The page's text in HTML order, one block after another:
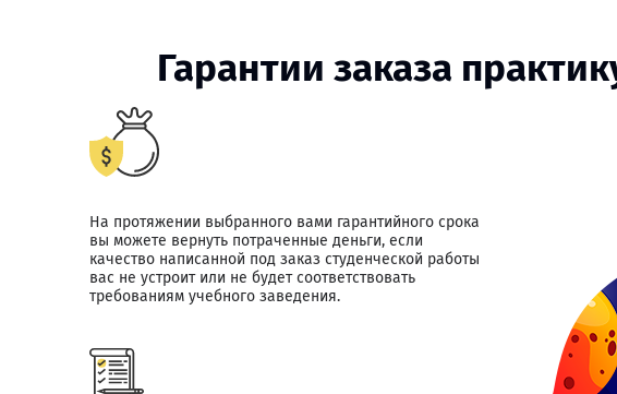
Гарантии заказа
На протяжении выбранного вами гарантийного срока
вы можете вернуть потраченные деньги, если
качество написанной под заказ студенческой работы
вас не устроит или не будет соответствовать
требованиям учебного заведения.